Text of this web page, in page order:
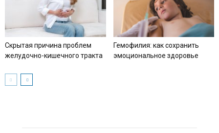
Скрытая причина проблем
желудочно-кишечного тракта
Гемофилия: как сохранить
эмоциональное здоровье